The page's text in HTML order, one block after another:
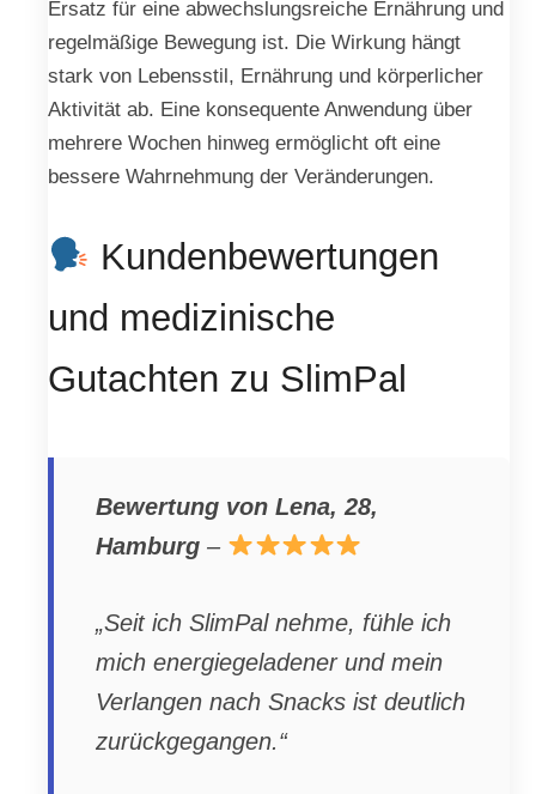
Ersatz für eine abwechslungsreiche Ernährung und
regelmäßige Bewegung ist. Die Wirkung hängt
stark von Lebensstil, Ernährung und körperlicher
Aktivität ab. Eine konsequente Anwendung über
mehrere Wochen hinweg ermöglicht oft eine
bessere Wahrnehmung der Veränderungen.
Kundenbewertungen
und medizinische
Gutachten zu SlimPal
Bewertung von Lena, 28,
Hamburg –
„Seit ich SlimPal nehme, fühle ich
mich energiegeladener und mein
Verlangen nach Snacks ist deutlich
zurückgegangen.“